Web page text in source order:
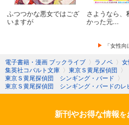
東京Ｓ黄尾探偵団 保健室とマシンガン
東京Ｓ黄尾探偵団 その女、凶暴につき
東京Ｓ黄尾探偵団 八月の雨
東京Ｓ黄尾探偵団 Ｕの烙印
ふつつかな悪女ではござ
いますが
さようなら、
かった元...
「女性
電子書籍・漫画 ブックライブ 〉 ラノベ 〉
集英社コバルト文庫 〉 東京Ｓ黄尾探偵団 〉
東京Ｓ黄尾探偵団 シンギング・バード 〉
東京Ｓ黄尾探偵団 シンギング・バードのレ
新刊やお得な情報を